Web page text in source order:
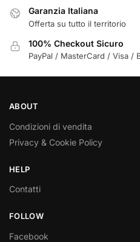
Garanzia Italiana
Offerta su tutto il territorio
100% Checkout Sicuro
PayPal / MasterCard / Visa /
ABOUT
Condizioni di vendita
Privacy & Cookie Policy
HELP
Contatti
FOLLOW
Facebook